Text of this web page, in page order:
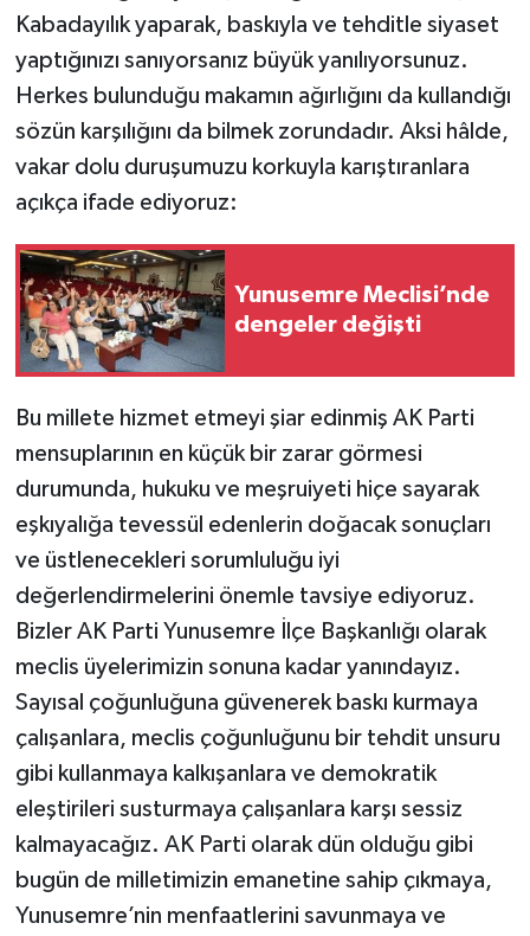
Kabadayılık yaparak, baskıyla ve tehditle siyaset
yaptığınızı sanıyorsanız büyük yanılıyorsunuz.
Herkes bulunduğu makamın ağırlığını da kullandığı
sözün karşılığını da bilmek zorundadır. Aksi hâlde,
vakar dolu duruşumuzu korkuyla karıştıranlara
açıkça ifade ediyoruz:
Yunusemre Meclisi’nde
dengeler değişti
Bu millete hizmet etmeyi şiar edinmiş AK Parti
mensuplarının en küçük bir zarar görmesi
durumunda, hukuku ve meşruiyeti hiçe sayarak
eşkıyalığa tevessül edenlerin doğacak sonuçları
ve üstlenecekleri sorumluluğu iyi
değerlendirmelerini önemle tavsiye ediyoruz.
Bizler AK Parti Yunusemre İlçe Başkanlığı olarak
meclis üyelerimizin sonuna kadar yanındayız.
Sayısal çoğunluğuna güvenerek baskı kurmaya
çalışanlara, meclis çoğunluğunu bir tehdit unsuru
gibi kullanmaya kalkışanlara ve demokratik
eleştirileri susturmaya çalışanlara karşı sessiz
kalmayacağız. AK Parti olarak dün olduğu gibi
bugün de milletimizin emanetine sahip çıkmaya,
Yunusemre’nin menfaatlerini savunmaya ve